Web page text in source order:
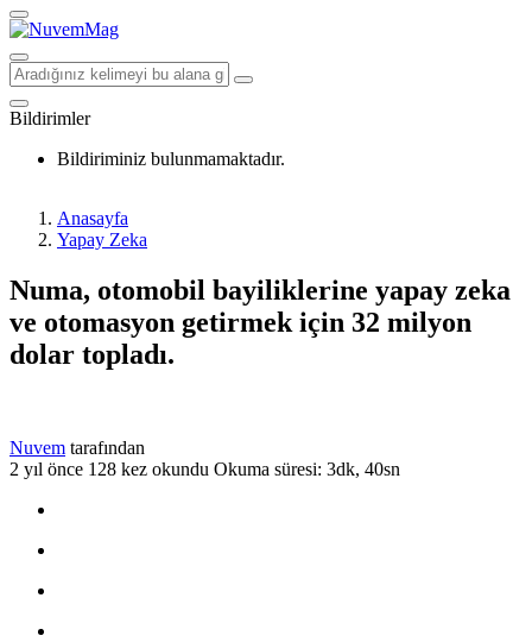
Bildirimler
Bildiriminiz bulunmamaktadır.
Anasayfa
Yapay Zeka
Numa, otomobil bayiliklerine yapay zeka
ve otomasyon getirmek için 32 milyon
dolar topladı.
Nuvem tarafından
2 yıl önce 128 kez okundu Okuma süresi: 3dk, 40sn